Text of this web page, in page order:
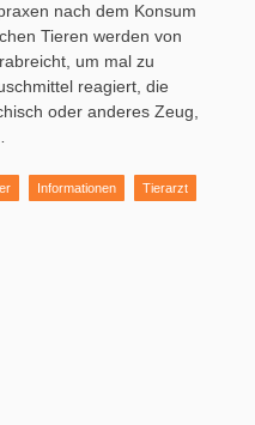
nach dem Konsum
Tieren werden von
um mal zu
reagiert, die
oder anderes Zeug,
Informationen Tierarzt